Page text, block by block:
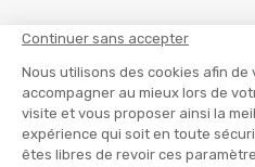
Continuer sans accepter
Nous utilisons des cookies afin de
accompagner au mieux lors de
visite et vous proposer ainsi la
expérience qui soit en toute
êtes libres de revoir ces
Suivre mon colis
Infos consommateur
Mentions